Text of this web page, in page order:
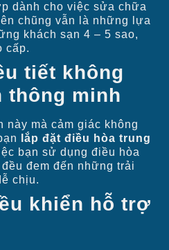
dành cho việc sửa chữa
chũng vẫn là những lựa
khách sạn 4 – 5 sao,
cấp.
tiết không
thông minh
này mà cảm giác không
lắp đặt điều hòa trung
bạn sử dụng điều hòa
đem đến những trải
chịu.
khiển hỗ trợ